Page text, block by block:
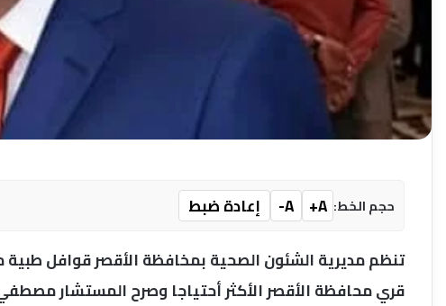
حجم الخط: A+
A-
إعادة ضبط
تنظم مديرية الشئون الصحية بمخافظة الأقصر قوافل
قري محافظة الأقصر الأكثر أحتياجا وصرح المستشار